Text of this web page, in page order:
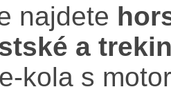
najdete
a
s